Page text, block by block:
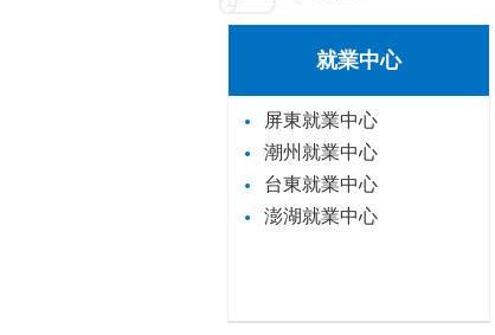
就業中心
屏東就業中心
潮州就業中心
台東就業中心
澎湖就業中心